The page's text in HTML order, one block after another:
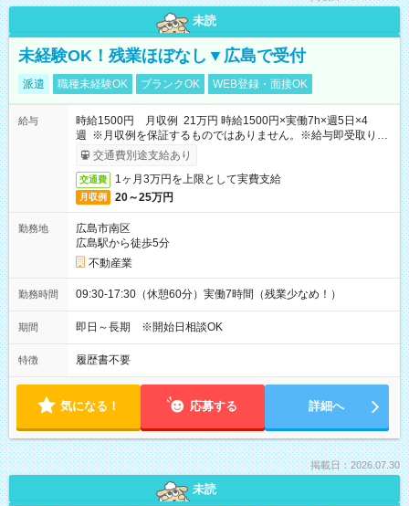
未読
未経験OK！残業ほぼなし▼広島で受付
派遣 職種未経験OK ブランクOK WEB登録・面接OK
給与
時給1500円 月収例 21万円 時給1500円×実働7h×週5日×4
週 ※月収例を保証するものではありません。※給与即受取りサ
ービス利用可（利用条件有）
交通費別途支給あり
交通費 1ヶ月3万円を上限として実費支給
月収例 20～25万円
勤務地
広島市南区
広島駅から徒歩5分
不動産業
勤務時間 09:30-17:30（休憩60分）実働7時間（残業少なめ！）
期間 即日～長期 ※開始日相談OK
特徴 履歴書不要
気になる！ 応募する 詳細へ
掲載日：2026.07.30
未読